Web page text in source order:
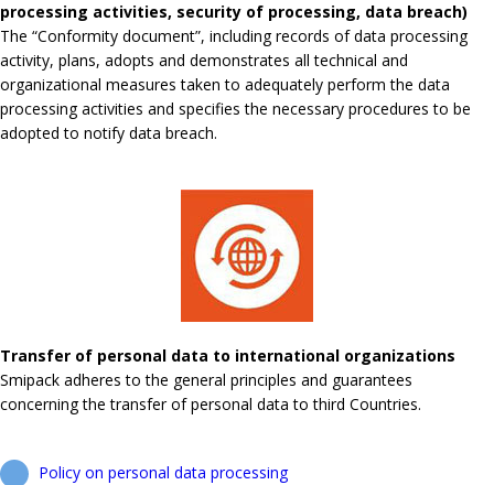
processing activities, security of processing, data breach)
The “Conformity document”, including records of data processing
activity, plans, adopts and demonstrates all technical and
organizational measures taken to adequately perform the data
processing activities and specifies the necessary procedures to be
adopted to notify data breach.
Transfer of personal data to international organizations
Smipack adheres to the general principles and guarantees
concerning the transfer of personal data to third Countries.
Policy on personal data processing